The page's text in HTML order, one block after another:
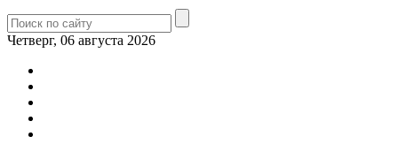
Четверг, 06 августа 2026